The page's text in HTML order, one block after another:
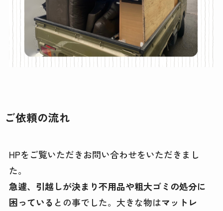
ご依頼の流れ
HPをご覧いただきお問い合わせをいただきまし
た。
急遽、引越しが決まり不用品や粗大ゴミの処分に
困っている との事でした。大きな物はマットレ